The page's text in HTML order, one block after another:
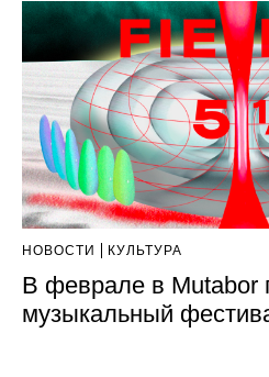
НОВОСТИ КУЛЬТУРА
В феврале в Mutabor
музыкальный